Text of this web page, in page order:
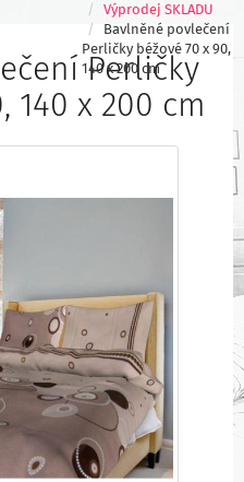
Perličky
140 x 200 cm
Výprodej SKLADU
Bavlněné povlečení
Perličky béžové 70 x 90,
140 x 200 cm